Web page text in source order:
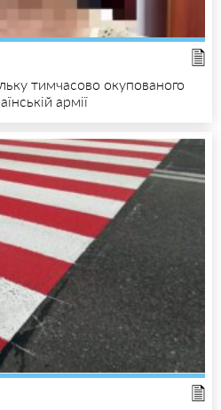
тимчасово окупованого
армії